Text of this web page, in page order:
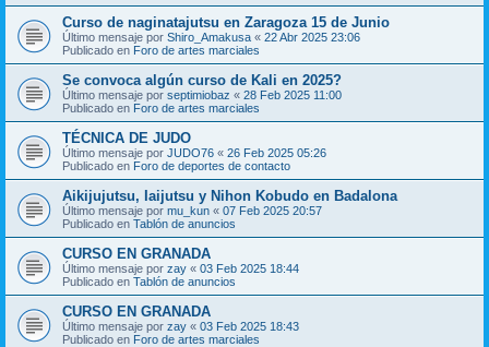
Curso de naginatajutsu en Zaragoza 15 de Junio
Último mensaje por Shiro_Amakusa « 22 Abr 2025 23:06
Publicado en Foro de artes marciales
Se convoca algún curso de Kali en 2025?
Último mensaje por septimiobaz « 28 Feb 2025 11:00
Publicado en Foro de artes marciales
TÉCNICA DE JUDO
Último mensaje por JUDO76 « 26 Feb 2025 05:26
Publicado en Foro de deportes de contacto
Aikijujutsu, Iaijutsu y Nihon Kobudo en Badalona
Último mensaje por mu_kun « 07 Feb 2025 20:57
Publicado en Tablón de anuncios
CURSO EN GRANADA
Último mensaje por zay « 03 Feb 2025 18:44
Publicado en Tablón de anuncios
CURSO EN GRANADA
Último mensaje por zay « 03 Feb 2025 18:43
Publicado en Foro de artes marciales